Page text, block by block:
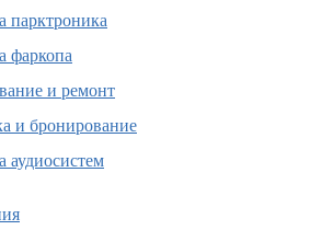
парктроника
фаркопа
и ремонт
и бронирование
аудиосистем